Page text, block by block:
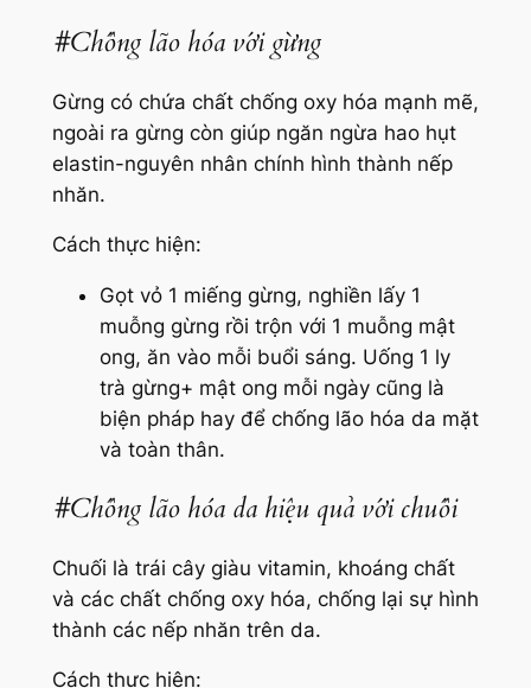
#Chống lão hóa với gừng
Gừng có chứa chất chống oxy hóa mạnh mẽ,
ngoài ra gừng còn giúp ngăn ngừa hao hụt
elastin-nguyên nhân chính hình thành nếp
nhăn.
Cách thực hiện:
Gọt vỏ 1 miếng gừng, nghiền lấy 1
muỗng gừng rồi trộn với 1 muỗng mật
ong, ăn vào mỗi buổi sáng. Uống 1 ly
trà gừng+ mật ong mỗi ngày cũng là
biện pháp hay để chống lão hóa da mặt
và toàn thân.
#Chống lão hóa da hiệu quả với chuối
Chuối là trái cây giàu vitamin, khoáng chất
và các chất chống oxy hóa, chống lại sự hình
thành các nếp nhăn trên da.
Cách thực hiện: